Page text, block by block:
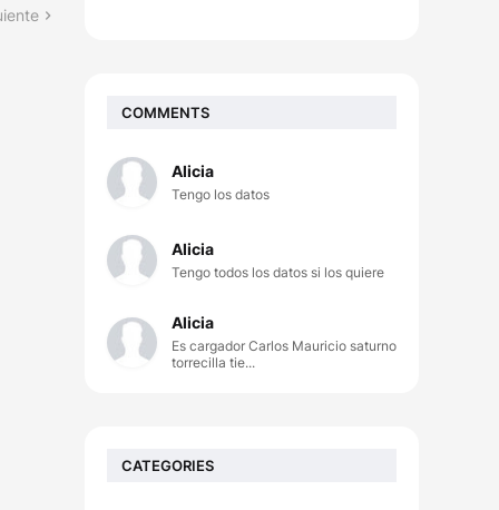
COMMENTS
Alicia
Tengo los datos
Alicia
Tengo todos los datos si los quiere
Alicia
Es cargador Carlos Mauricio saturno
torrecilla tie...
CATEGORIES